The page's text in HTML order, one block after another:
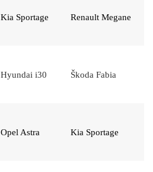
Kia Sportage Renault Megane
Hyundai i30 Škoda Fabia
Opel Astra Kia Sportage